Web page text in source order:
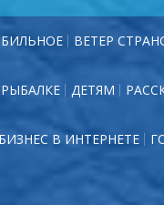
ВЕТЕР
ДЕТЯМ
БИЗНЕС В ИНТЕРНЕТЕ